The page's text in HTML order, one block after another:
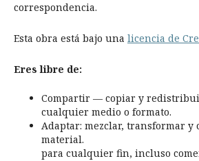
correspondencia.
Esta obra está bajo una licencia de
Eres libre de:
Compartir — copiar y
cualquier medio o formato.
Adaptar: mezclar, transformar
material.
para cualquier fin, incluso